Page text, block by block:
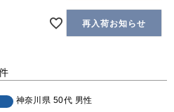
再入荷お知らせ
神奈川県 50代 男性